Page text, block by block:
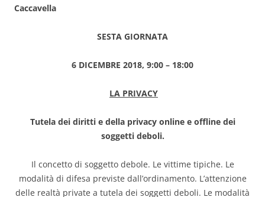
Caccavella
SESTA GIORNATA
6 DICEMBRE 2018, 9:00 – 18:00
LA PRIVACY
Tutela dei diritti e della privacy online e offline dei
soggetti deboli.
Il concetto di soggetto debole. Le vittime tipiche. Le
modalità di difesa previste dall’ordinamento. L’attenzione
delle realtà private a tutela dei soggetti deboli. Le modalità